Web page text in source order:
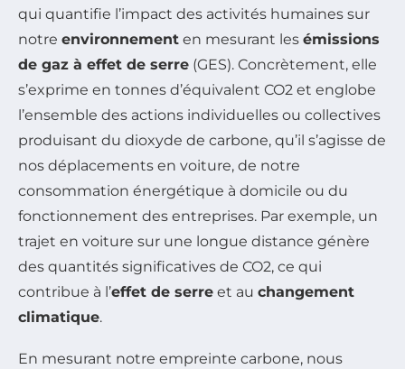
qui quantifie l’impact des activités humaines sur
notre environnement en mesurant les émissions
de gaz à effet de serre (GES). Concrètement, elle
s’exprime en tonnes d’équivalent CO2 et englobe
l’ensemble des actions individuelles ou collectives
produisant du dioxyde de carbone, qu’il s’agisse de
nos déplacements en voiture, de notre
consommation énergétique à domicile ou du
fonctionnement des entreprises. Par exemple, un
trajet en voiture sur une longue distance génère
des quantités significatives de CO2, ce qui
contribue à l’effet de serre et au changement
climatique.
En mesurant notre empreinte carbone, nous